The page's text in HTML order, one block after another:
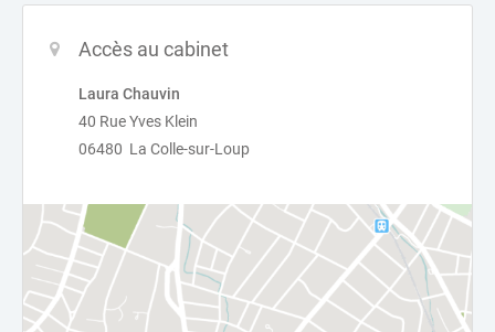
Accès au cabinet
Laura Chauvin
40 Rue Yves Klein
06480 La Colle-sur-Loup